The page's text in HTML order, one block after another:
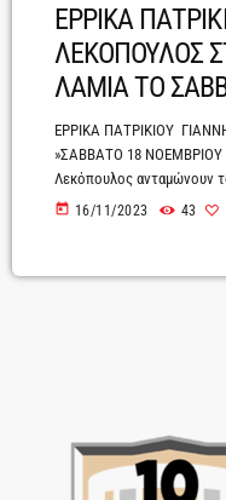
ΕΡΡΙΚΑ
ΛΕΚΟΠΟΥΛΟΣ
ΛΑΜΙΑ ΤΟ
ΕΡΡΙΚΑ ΠΑΤΡΙΚΙΟΥ
»ΣΑΒΒΑΤΟ 18 ΝΟΕΜΒΡΙΟΥ
Λεκόπουλος ανταμώνουν
‘’The Blind Pig’’,στην
υπόσχονται μια μοναδική
today 16/11/2023 43